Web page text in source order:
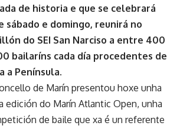
de historia e que se celebrará
sábado e domingo, reunirá no
do SEI San Narciso a entre 400
bailaríns cada día procedentes de
a Península.
de Marín presentou hoxe unha
edición do Marín Atlantic Open, unha
de baile que xa é un referente